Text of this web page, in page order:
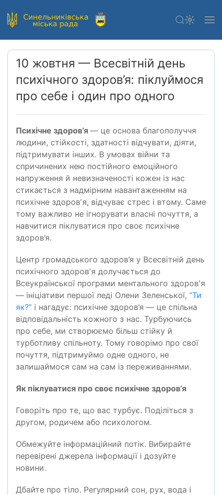
10 жовтня — Всесвітній день
психічного здоров’я: піклуймося
про себе і один про одного
Психічне здоров’я — це основа благополуччя
людини, стійкості, здатності відчувати, діяти,
підтримувати інших. В умовах війни та
спричинених нею постійного емоційного
напруження й невизначеності кожен із нас
стикається з надмірним навантаженням на
психічне здоровʼя, відчуває стрес і втому. Саме
тому важливо не ігнорувати власні почуття, а
навчитися піклуватися про своє психічне
здоров’я.
Центр громадського здоров’я у Всесвітній день
психічного здоров'я долучається до
Всеукраїнської програми ментального здоров'я
— ініціативи першої леді Олени Зеленської, “Ти
як?” і нагадує: психічне здоров’я — це спільна
відповідальність кожного з нас. Турбуючись
про себе, ми створюємо більш стійку й
турботливу спільноту. Тому говорімо про свої
почуття, підтримуймо одне одного, не
залишаймося сам на сам із переживаннями.
Як піклуватися про своє психічне здоров’я
Говоріть про те, що вас турбує. Поділіться з
другом, родичем або психологом.
Обмежуйте інформаційний потік. Вибирайте
перевірені джерела інформації і дозуйте
новини.
Дбайте про тіло. Регулярний сон, рух, вода і